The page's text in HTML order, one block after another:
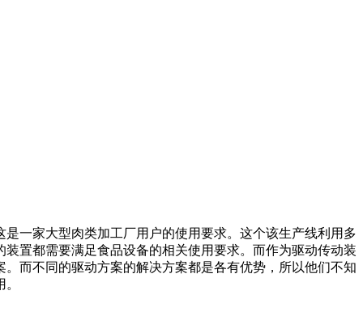
一家大型肉类加工厂用户的使用要求。这个该生产线利用多
置都需要满足食品设备的相关使用要求。而作为驱动传动装
而不同的驱动方案的解决方案都是各有优势，所以他们不知